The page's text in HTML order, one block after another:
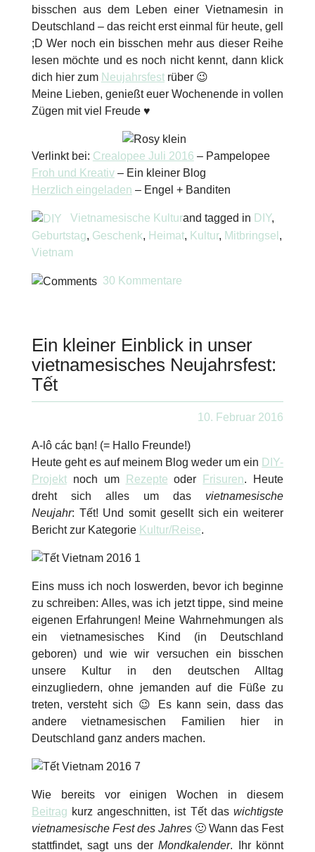
bisschen aus dem Leben einer Vietnamesin in
Deutschland – das reicht erst einmal für heute, gell
;D Wer noch ein bisschen mehr aus dieser Reihe
lesen möchte und es noch nicht kennt, dann klick
dich hier zum Neujahrsfestrüber 😉
Meine Lieben, genießt euer Wochenende in vollen
Zügen mit viel Freude ♥
Verlinkt bei: Crealopee Juli 2016 – Pampelopee
Froh und Kreativ– Ein kleiner Blog
Herzlich eingeladen – Engel + Banditen
Vietnamesische Kulturand tagged in DIY,
Geburtstag, Geschenk, Heimat, Kultur, Mitbringsel ,
Vietnam
30 Kommentare
Ein kleiner Einblick in unser
vietnamesisches Neujahrsfest:
Tết
10. Februar 2016
A-lô các bạn! (= Hallo Freunde!)
Heute geht es auf meinem Blog weder um ein DIY-
Projektnoch um Rezepte oder Frisuren. Heute
dreht sich alles um das vietnamesische
Neujahr: Tết! Und somit gesellt sich ein weiterer
Bericht zur Kategorie Kultur/Reise.
Eins muss ich noch loswerden, bevor ich beginne
zu schreiben: Alles, was ich jetzt tippe, sind meine
eigenen Erfahrungen! Meine Wahrnehmungen als
ein vietnamesisches Kind (in Deutschland
geboren) und wie wir versuchen ein bisschen
unsere Kultur in den deutschen Alltag
einzugliedern, ohne jemanden auf die Füße zu
treten, versteht sich 😉 Es kann sein, dass das
andere vietnamesischen Familien hier in
Deutschland ganz anders machen.
Wie bereits vor einigen Wochen in diesem
Beitrag kurz angeschnitten, ist Tếtdaswichtigste
vietnamesische Fest des Jahres🙂 Wann das Fest
stattfindet, sagt uns derMondkalender. Ihr könnt